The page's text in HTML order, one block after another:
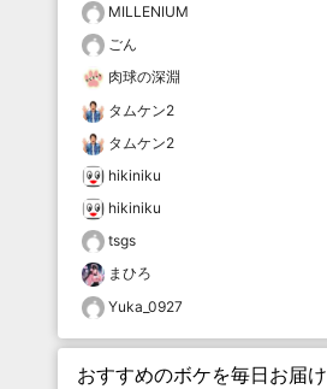
MILLENIUM
ごん
肉球の深淵
タムケン2
タムケン2
hikiniku
hikiniku
tsgs
まひろ
Yuka_0927
おすすめのボケを毎日お届け